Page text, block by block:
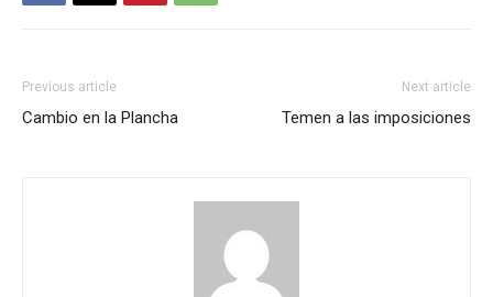
Previous article
Cambio en la Plancha
Next article
Temen a las imposiciones